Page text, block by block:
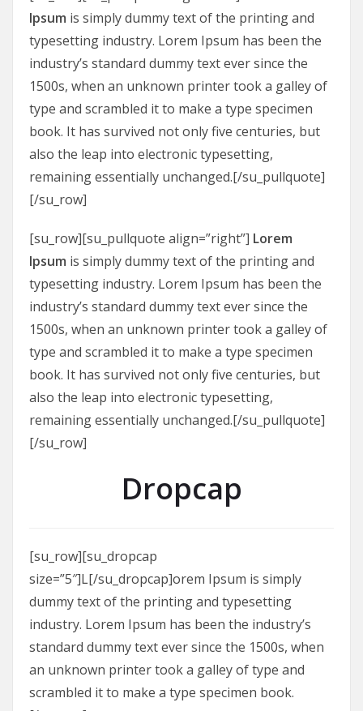
Ipsum is simply dummy text of the printing and
typesetting industry. Lorem Ipsum has been the
industry’s standard dummy text ever since the
1500s, when an unknown printer took a galley of
type and scrambled it to make a type specimen
book. It has survived not only five centuries, but
also the leap into electronic typesetting,
remaining essentially unchanged.[/su_pullquote]
[/su_row]
[su_row][su_pullquote align=”right”] Lorem
Ipsum is simply dummy text of the printing and
typesetting industry. Lorem Ipsum has been the
industry’s standard dummy text ever since the
1500s, when an unknown printer took a galley of
type and scrambled it to make a type specimen
book. It has survived not only five centuries, but
also the leap into electronic typesetting,
remaining essentially unchanged.[/su_pullquote]
[/su_row]
Dropcap
[su_row][su_dropcap
size=”5″]L[/su_dropcap]orem Ipsum is simply
dummy text of the printing and typesetting
industry. Lorem Ipsum has been the industry’s
standard dummy text ever since the 1500s, when
an unknown printer took a galley of type and
scrambled it to make a type specimen book.